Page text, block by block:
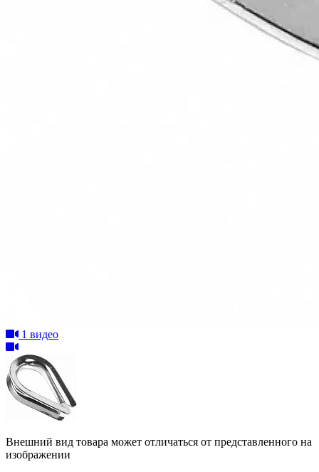
1 видео
Внешний вид товара может отличаться от представленного на
изображении